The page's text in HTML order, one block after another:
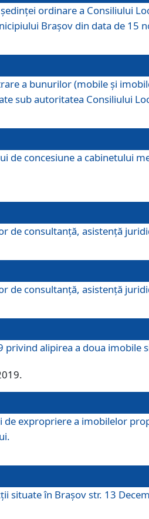
ordinare a Consiliului
Brașov din data de 15
a bunurilor (mobile și
sub autoritatea Consiliului
de concesiune a cabinetului
de consultanţă, asistenţă
de consultanţă, asistenţă
privind alipirea a doua imobile
expropriere a imobilelor
situate în Brașov str. 13